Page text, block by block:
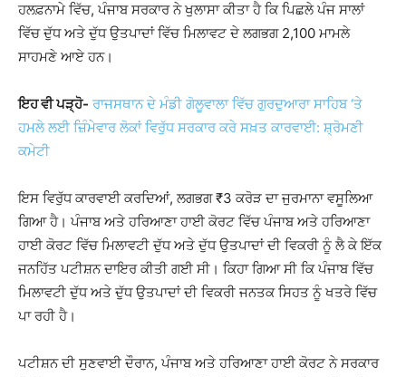
ਹਲਫ਼ਨਾਮੇ ਵਿੱਚ, ਪੰਜਾਬ ਸਰਕਾਰ ਨੇ ਖੁਲਾਸਾ ਕੀਤਾ ਹੈ ਕਿ ਪਿਛਲੇ ਪੰਜ ਸਾਲਾਂ
ਵਿੱਚ ਦੁੱਧ ਅਤੇ ਦੁੱਧ ਉਤਪਾਦਾਂ ਵਿੱਚ ਮਿਲਾਵਟ ਦੇ ਲਗਭਗ 2,100 ਮਾਮਲੇ
ਸਾਹਮਣੇ ਆਏ ਹਨ।
ਇਹ ਵੀ ਪੜ੍ਹੋ- ਰਾਜਸਥਾਨ ਦੇ ਮੰਡੀ ਗੋਲੂਵਾਲਾ ਵਿੱਚ ਗੁਰਦੁਆਰਾ ਸਾਹਿਬ ‘ਤੇ
ਹਮਲੇ ਲਈ ਜ਼ਿੰਮੇਵਾਰ ਲੋਕਾਂ ਵਿਰੁੱਧ ਸਰਕਾਰ ਕਰੇ ਸਖ਼ਤ ਕਾਰਵਾਈ: ਸ਼੍ਰੋਮਣੀ
ਕਮੇਟੀ
ਇਸ ਵਿਰੁੱਧ ਕਾਰਵਾਈ ਕਰਦਿਆਂ, ਲਗਭਗ ₹3 ਕਰੋੜ ਦਾ ਜੁਰਮਾਨਾ ਵਸੂਲਿਆ
ਗਿਆ ਹੈ। ਪੰਜਾਬ ਅਤੇ ਹਰਿਆਣਾ ਹਾਈ ਕੋਰਟ ਵਿੱਚ ਪੰਜਾਬ ਅਤੇ ਹਰਿਆਣਾ
ਹਾਈ ਕੋਰਟ ਵਿੱਚ ਮਿਲਾਵਟੀ ਦੁੱਧ ਅਤੇ ਦੁੱਧ ਉਤਪਾਦਾਂ ਦੀ ਵਿਕਰੀ ਨੂੰ ਲੈ ਕੇ ਇੱਕ
ਜਨਹਿੱਤ ਪਟੀਸ਼ਨ ਦਾਇਰ ਕੀਤੀ ਗਈ ਸੀ। ਕਿਹਾ ਗਿਆ ਸੀ ਕਿ ਪੰਜਾਬ ਵਿੱਚ
ਮਿਲਾਵਟੀ ਦੁੱਧ ਅਤੇ ਦੁੱਧ ਉਤਪਾਦਾਂ ਦੀ ਵਿਕਰੀ ਜਨਤਕ ਸਿਹਤ ਨੂੰ ਖਤਰੇ ਵਿੱਚ
ਪਾ ਰਹੀ ਹੈ।
ਪਟੀਸ਼ਨ ਦੀ ਸੁਣਵਾਈ ਦੌਰਾਨ, ਪੰਜਾਬ ਅਤੇ ਹਰਿਆਣਾ ਹਾਈ ਕੋਰਟ ਨੇ ਸਰਕਾਰ